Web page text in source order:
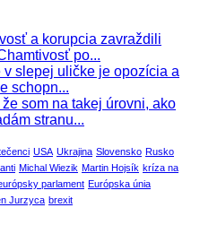
a korupcia zavraždili
po...
slepej uličke je opozícia a
schopn...
som na takej úrovni, ako
stranu...
USA Ukrajina Slovensko Rusko
Michal Wiezik Martin Hojsík kríza na
parlament Európska únia
Jurzyca brexit